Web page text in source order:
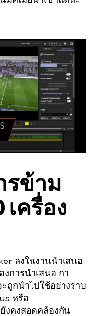
รข้าม
เครื่อง
ลงในงานนำเสนอ
การนำเสนอ กา
ถูกนำไปใช้อย่างราบ
หรือ
งคงสอดคล้องกัน